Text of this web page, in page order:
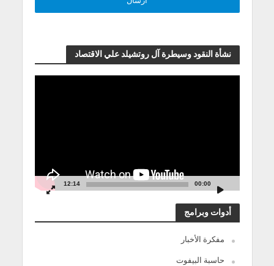
نشأة النقود وسيطرة آل روتشيلد علي الاقتصاد
00:00
12:14
أدوات وبرامج
مفكرة الأخبار
حاسبة البيفوت